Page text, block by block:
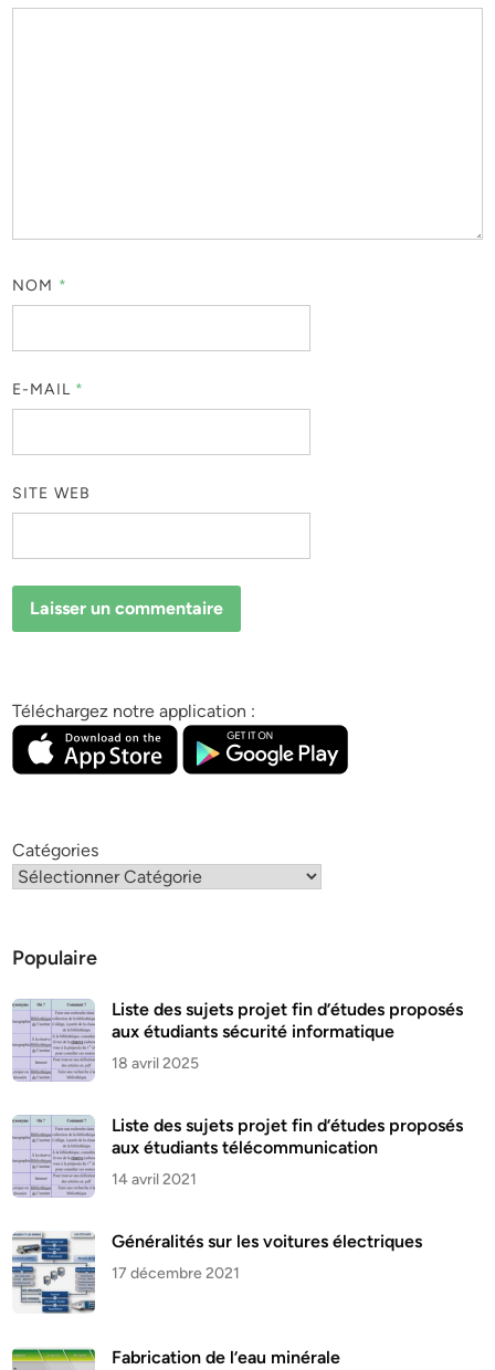
NOM *
E-MAIL *
SITE WEB
Téléchargez notre application :
Catégories
Populaire
Liste des sujets projet fin d’études proposés
aux étudiants sécurité informatique
18 avril 2025
Liste des sujets projet fin d’études proposés
aux étudiants télécommunication
14 avril 2021
Généralités sur les voitures électriques
17 décembre 2021
Fabrication de l’eau minérale